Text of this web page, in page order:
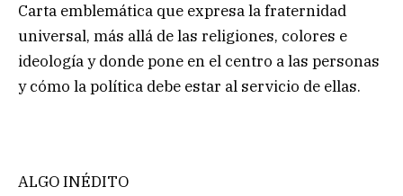
Carta emblemática que expresa la fraternidad
universal, más allá de las religiones, colores e
ideología y donde pone en el centro a las personas
y cómo la política debe estar al servicio de ellas.
ALGO INÉDITO